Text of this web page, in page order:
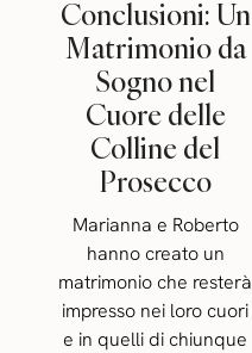
Conclusioni: Un
Matrimonio da
Sogno nel
Cuore delle
Colline del
Prosecco
Marianna e Roberto
hanno creato un
matrimonio che resterà
impresso nei loro cuori
e in quelli di chiunque